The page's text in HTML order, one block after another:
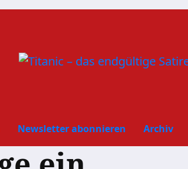
Newsletter abonnieren Archiv